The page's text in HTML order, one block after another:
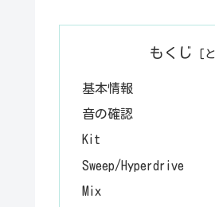
もくじ
基本情報
音の確認
Kit
Sweep/Hyperdrive
Mix